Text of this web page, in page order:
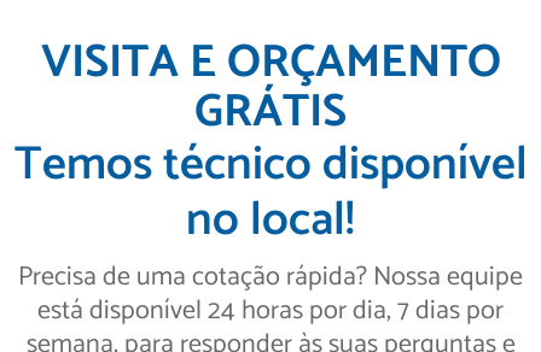
VISITA E ORÇAMENTO
GRÁTIS
Temos técnico disponível
no local!
Precisa de uma cotação rápida? Nossa equipe
está disponível 24 horas por dia, 7 dias por